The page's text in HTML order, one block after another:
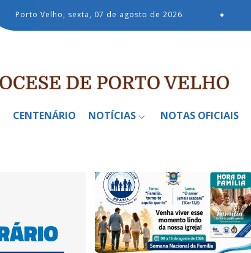
Porto Velho, sexta, 07 de agosto de 2026 ●
CENTENÁRIO NOTÍCIAS NOTAS OFICIAIS